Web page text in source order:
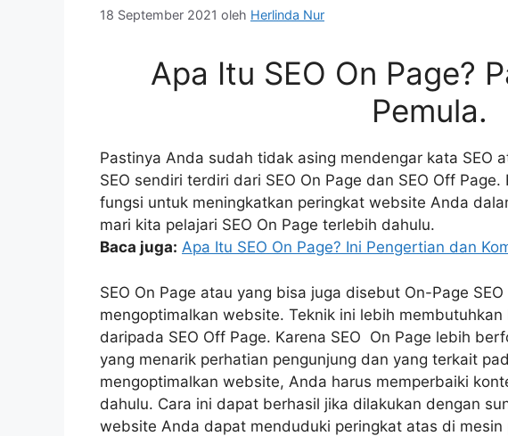
18 September 2021 oleh Herlinda Nur
Apa Itu SEO On Page?
Pemula.
Pastinya Anda sudah tidak asing mendengar kata SEO
SEO sendiri terdiri dari SEO On Page dan SEO Off
fungsi untuk meningkatkan peringkat website Anda
mari kita pelajari SEO On Page terlebih dahulu.
Baca juga: Apa Itu SEO On Page? Ini Pengertian dan
SEO On Page atau yang bisa juga disebut On-Page
mengoptimalkan website. Teknik ini lebih
daripada SEO Off Page. Karena SEO On Page lebih
yang menarik perhatian pengunjung dan yang terkait
mengoptimalkan website, Anda harus memperbaiki
dahulu. Cara ini dapat berhasil jika dilakukan dengan
website Anda dapat menduduki peringkat atas di